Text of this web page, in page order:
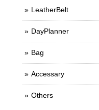
LeatherBelt
DayPlanner
Bag
Accessary
Others